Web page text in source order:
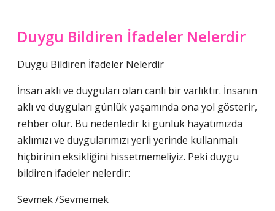
Duygu Bildiren İfadeler Nelerdir
Duygu Bildiren İfadeler Nelerdir
İnsan aklı ve duyguları olan canlı bir varlıktır. İnsanın
aklı ve duyguları günlük yaşamında ona yol gösterir,
rehber olur. Bu nedenledir ki günlük hayatımızda
aklımızı ve duygularımızı yerli yerinde kullanmalı
hiçbirinin eksikliğini hissetmemeliyiz. Peki duygu
bildiren ifadeler nelerdir:
Sevmek /Sevmemek